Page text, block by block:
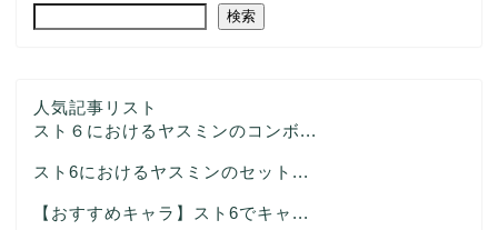
検索
人気記事リスト
スト６におけるヤスミンのコンボ...
スト6におけるヤスミンのセット...
【おすすめキャラ】スト6でキャ...